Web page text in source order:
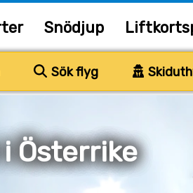
Snödjup
Sök flyg
Österrike